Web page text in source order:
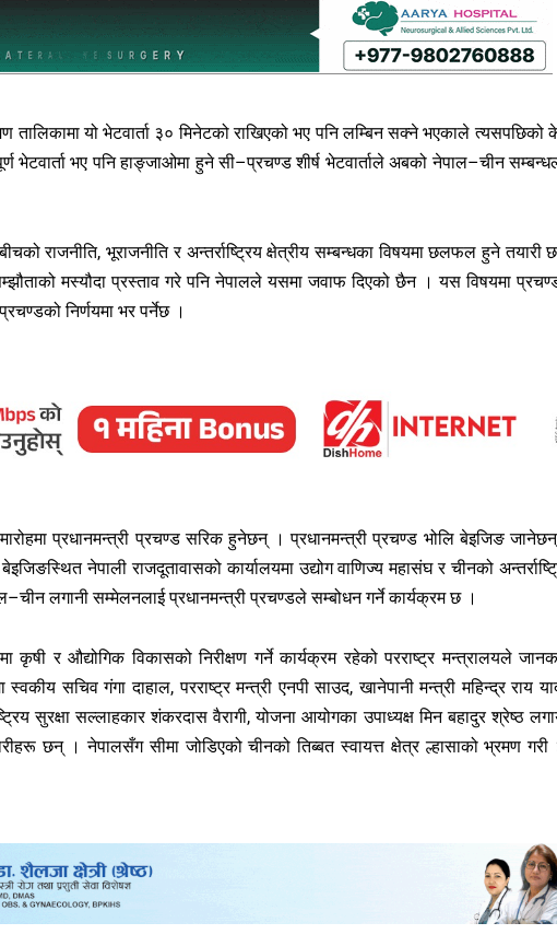
यो भेटवार्ता ३० मिनेटको राखिएको भए पनि लम्बिन सक्ने भएकाले त्यसपछिको
भेटवार्ता भए पनि हाङ्जाओमा हुने सी–प्रचण्ड शीर्ष भेटवार्ताले अबको नेपाल–चीन
राजनीति, भूराजनीति र अन्तर्राष्ट्रिय क्षेत्रीय सम्बन्धका विषयमा छलफल हुने तयारी
मस्यौदा प्रस्ताव गरे पनि नेपालले यसमा जवाफ दिएको छैन । यस विषयमा
निर्णयमा भर पर्नेछ ।
प्रधानमन्त्री प्रचण्ड सरिक हुनेछन् । प्रधानमन्त्री प्रचण्ड भोलि बेइजिङ
नेपाली राजदूतावासको कार्यालयमा उद्योग वाणिज्य महासंघ र चीनको
लगानी सम्मेलनलाई प्रधानमन्त्री प्रचण्डले सम्बोधन गर्ने कार्यक्रम छ ।
र औद्योगिक विकासको निरीक्षण गर्ने कार्यक्रम रहेको परराष्ट्र मन्त्रालयले
सचिव गंगा दाहाल, परराष्ट्र मन्त्री एनपी साउद, खानेपानी मन्त्री महिन्द्र राय
सुरक्षा सल्लाहकार शंकरदास वैरागी, योजना आयोगका उपाध्यक्ष मिन बहादुर श्रेष्ठ
छन् । नेपालसँग सीमा जोडिएको चीनको तिब्बत स्वायत्त क्षेत्र ल्हासाको भ्रमण गरी